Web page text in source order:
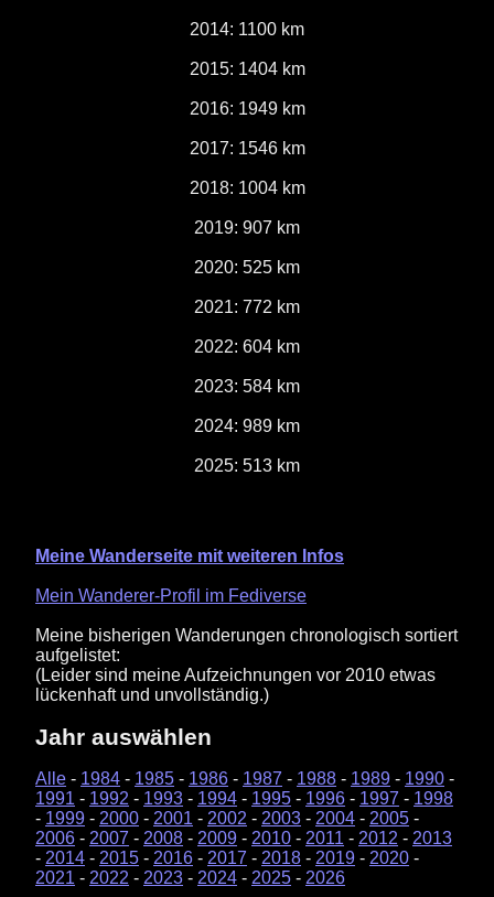
2014: 1100 km
2015: 1404 km
2016: 1949 km
2017: 1546 km
2018: 1004 km
2019: 907 km
2020: 525 km
2021: 772 km
2022: 604 km
2023: 584 km
2024: 989 km
2025: 513 km
Meine Wanderseite mit weiteren Infos
Mein Wanderer-Profil im Fediverse
Meine bisherigen Wanderungen chronologisch sortiert
aufgelistet:
(Leider sind meine Aufzeichnungen vor 2010 etwas
lückenhaft und unvollständig.)
Jahr auswählen
Alle - 1984 - 1985 - 1986 - 1987 - 1988 - 1989 - 1990 -
1991 - 1992 - 1993 - 1994 - 1995 - 1996 - 1997 - 1998
- 1999 - 2000 - 2001 - 2002 - 2003 - 2004 - 2005 -
2006 - 2007 - 2008 - 2009 - 2010 - 2011 - 2012 - 2013
- 2014 - 2015 - 2016 - 2017 - 2018 - 2019 - 2020 -
2021 - 2022 - 2023 - 2024 - 2025 - 2026